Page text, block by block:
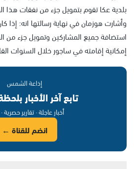
بلدية عكا تقوم بتمويل جزء من نفقات هذا
وأشارت هوزمان في نهاية رسالتها انه:
استضافة جميع المشاركين وتمويل جزء
إمكانية إقامته في ساجور خلال السنوات
إذاعة الشمس
تابع آخر الأخبار
أخبار عاجلة · تقارير حصرية
انضم للقناة ←